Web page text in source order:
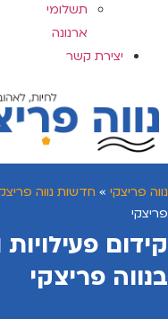
תשלומי
ארנונה
יצירת קשר
נווה פריצקי » חדשות נווה
פריצקי
קידום
בנווה פריצקי